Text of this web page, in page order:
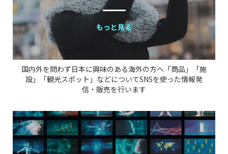
もっと見る
国内外を問わず日本に興味のある海外の方へ「商品」「施
設」「観光スポット」などについてSNSを使った情報発
信・ 販売を行います